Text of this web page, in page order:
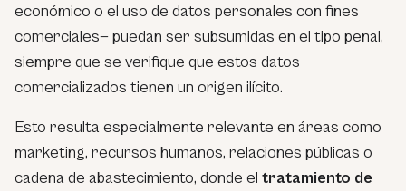
económico o el uso de datos personales con fines
comerciales— puedan ser subsumidas en el tipo penal,
siempre que se verifique que estos datos
comercializados tienen un origen ilícito.
Esto resulta especialmente relevante en áreas como
marketing, recursos humanos, relaciones públicas o
cadena de abastecimiento, donde el tratamiento de